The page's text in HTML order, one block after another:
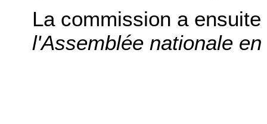
La commission a ensuite
l'Assemblée nationale